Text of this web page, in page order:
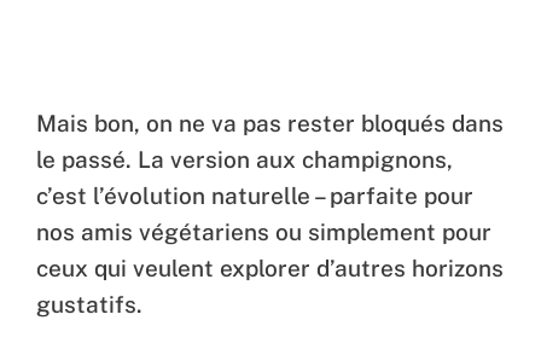
Mais bon, on ne va pas rester bloqués dans
le passé. La version aux champignons,
c’est l’évolution naturelle – parfaite pour
nos amis végétariens ou simplement pour
ceux qui veulent explorer d’autres horizons
gustatifs.